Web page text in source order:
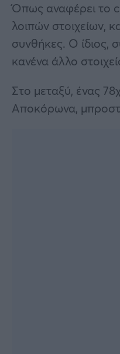
Όπως αναφέρει το
λοιπών στοιχείων,
συνθήκες. Ο ίδιος,
κανένα άλλο
Στο μεταξύ, ένας
Αποκόρωνα,